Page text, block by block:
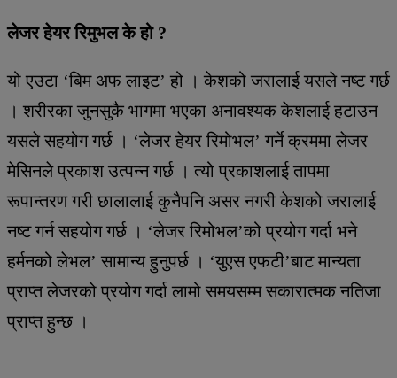
लेजर हेयर रिमुभल के हो ?
यो एउटा ‘बिम अफ लाइट’ हो । केशको जरालाई यसले नष्ट गर्छ
। शरीरका जुनसुकै भागमा भएका अनावश्यक केशलाई हटाउन
यसले सहयोग गर्छ । ‘लेजर हेयर रिमोभल’ गर्ने क्रममा लेजर
मेसिनले प्रकाश उत्पन्न गर्छ । त्यो प्रकाशलाई तापमा
रूपान्तरण गरी छालालाई कुनैपनि असर नगरी केशको जरालाई
नष्ट गर्न सहयोग गर्छ । ‘लेजर रिमोभल’को प्रयोग गर्दा भने
हर्मनको लेभल’ सामान्य हुनुपर्छ । ‘युएस एफटी’बाट मान्यता
प्राप्त लेजरको प्रयोग गर्दा लामो समयसम्म सकारात्मक नतिजा
प्राप्त हुन्छ ।